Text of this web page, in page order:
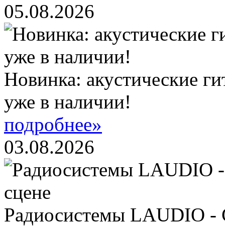
05.08.2026
Новинка: акустические
уже в наличии!
подробнее»
03.08.2026
Радиосистемы LAUDIO -